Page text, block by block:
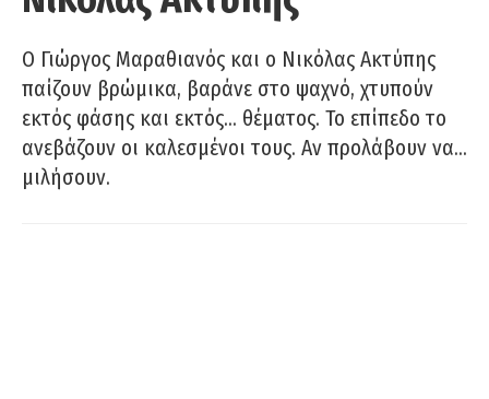
Ο Γιώργος Μαραθιανός και ο Νικόλας Ακτύπης
παίζουν βρώμικα, βαράνε στο ψαχνό, χτυπούν
εκτός φάσης και εκτός… θέματος. Το επίπεδο το
ανεβάζουν οι καλεσμένοι τους. Αν προλάβουν να…
μιλήσουν.